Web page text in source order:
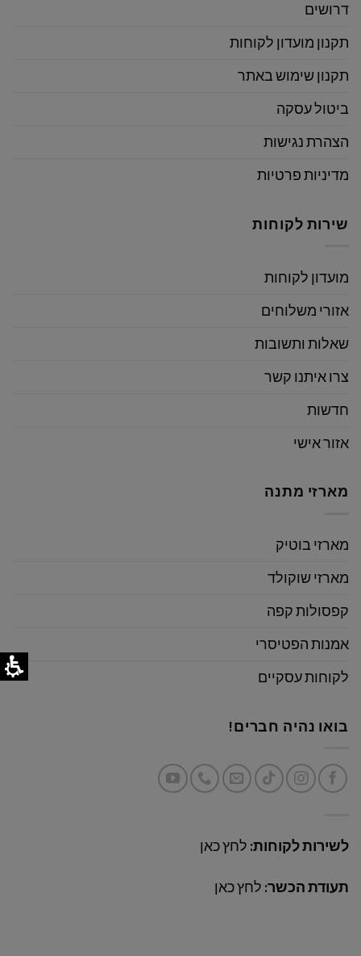
דרושים
תקנון מועדון לקוחות
תקנון שימוש באתר
ביטול עסקה
הצהרת נגישות
מדיניות פרטיות
שירות לקוחות
מועדון לקוחות
אזורי משלוחים
שאלות ותשובות
צרו איתנו קשר
חדשות
אזור אישי
מארזי מתנה
מארזי בוטיק
מארזי שוקולד
קפסולות קפה
אמנות הפטיסרי
לקוחות עסקיים
בואו נהיה חברים!
לשירות לקוחות: לחץ כאן
תעודת הכשר: לחץ כאן